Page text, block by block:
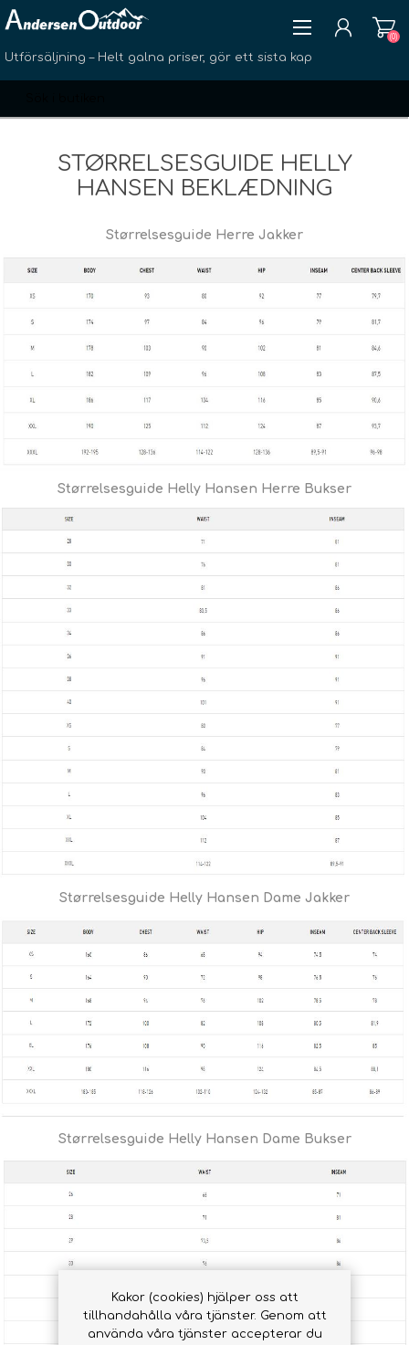
Utförsäljning – Helt galna priser, gör ett sista kap
ÖNSKELISTA
(0)
STØRRELSESGUIDE HELLY
HANSEN BEKLÆDNING
Størrelsesguide Herre Jakker
Størrelsesguide Helly Hansen Herre Bukser
Størrelsesguide Helly Hansen Dame Jakker
Størrelsesguide Helly Hansen Dame Bukser
Kakor (cookies) hjälper oss att
tillhandahålla våra tjänster. Genom att
använda våra tjänster accepterar du